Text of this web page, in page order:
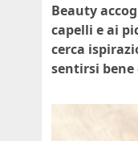
Beauty
capelli e ai
cerca
sentirsi